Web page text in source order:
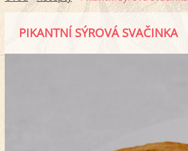
PIKANTNÍ SÝROVÁ SVAČINKA